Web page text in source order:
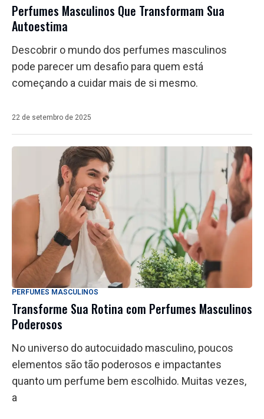
Perfumes Masculinos Que Transformam Sua
Autoestima
Descobrir o mundo dos perfumes masculinos
pode parecer um desafio para quem está
começando a cuidar mais de si mesmo.
22 de setembro de 2025
PERFUMES MASCULINOS
Transforme Sua Rotina com Perfumes Masculinos
Poderosos
No universo do autocuidado masculino, poucos
elementos são tão poderosos e impactantes
quanto um perfume bem escolhido. Muitas vezes,
a